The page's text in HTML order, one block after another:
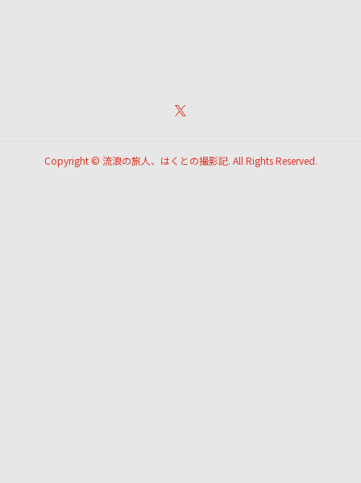
Copyright © 流浪の旅人、はくとの撮影記. All Rights Reserved.